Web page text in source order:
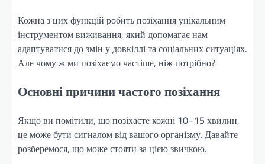
Кожна з цих функцій робить позіхання унікальним
інструментом виживання, який допомагає нам
адаптуватися до змін у довкіллі та соціальних ситуаціях.
Але чому ж ми позіхаємо частіше, ніж потрібно?
Основні причини частого позіхання
Якщо ви помітили, що позіхаєте кожні 10–15 хвилин,
це може бути сигналом від вашого організму. Давайте
розберемося, що може стояти за цією звичкою.